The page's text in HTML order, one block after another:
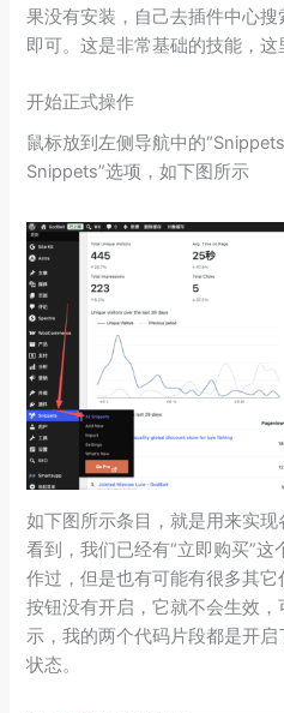
果没有安装，自己去插件中心搜
即可。这是非常基础的技能，这
开始正式操作
鼠标放到左侧导航中的
Snippets”选项，如下图所示
如下图所示条目，就是用来实
看到，我们已经有“立即购买”
作过，但是也有可能有很多其
按钮没有开启，它就不会生效
示，我的两个代码片段都是开
状态。